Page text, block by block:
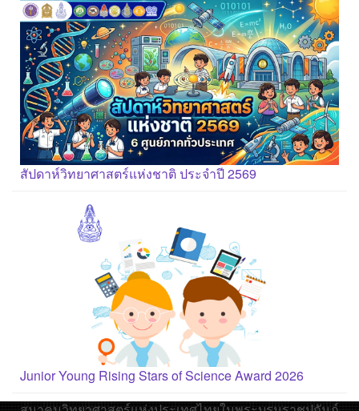
สัปดาห์วิทยาศาสตร์แห่งชาติ ประจำปี 2569
Junior Young Rising Stars of Science Award 2026